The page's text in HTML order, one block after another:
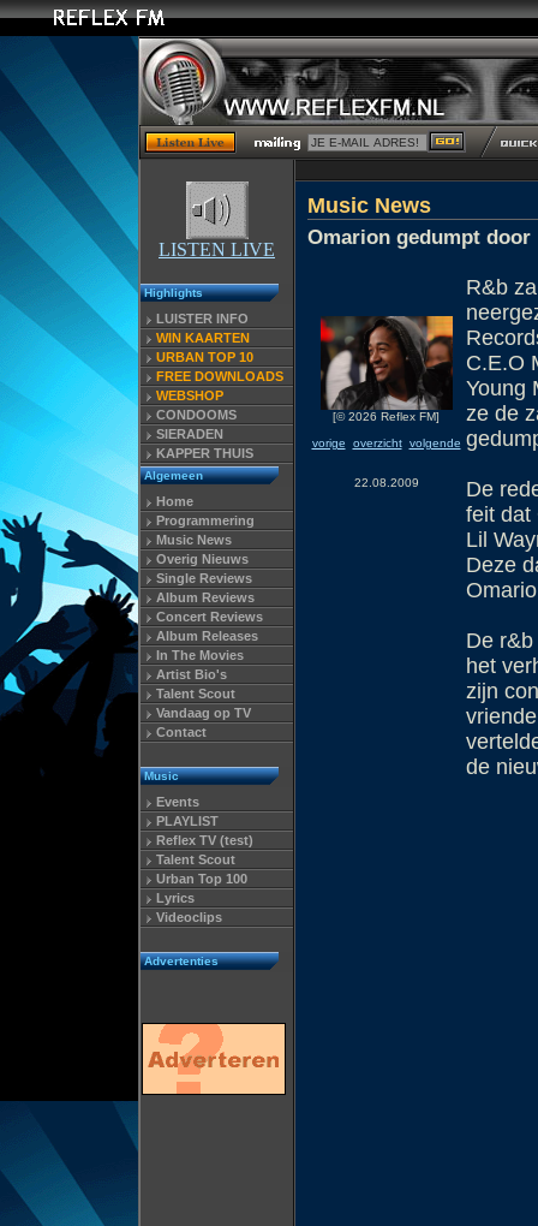
LISTEN LIVE
Highlights
LUISTER INFO
WIN KAARTEN
URBAN TOP 10
FREE DOWNLOADS
WEBSHOP
CONDOOMS
SIERADEN
KAPPER THUIS
Algemeen
Home
Programmering
Music News
Overig Nieuws
Single Reviews
Album Reviews
Concert Reviews
Album Releases
In The Movies
Artist Bio's
Talent Scout
Vandaag op TV
Contact
Music
Events
PLAYLIST
Reflex TV (test)
Talent Scout
Urban Top 100
Lyrics
Videoclips
Advertenties
Music News
Omarion gedumpt door
[© 2026 Reflex FM]
vorige
overzicht volgende
22.08.2009
R&b
C.E.O
Young
ze de
De
feit dat
Lil
Deze
De
het
zijn
de